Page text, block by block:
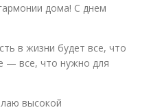
дома! С днем
в жизни будет все, что
— все, что нужно для
высокой